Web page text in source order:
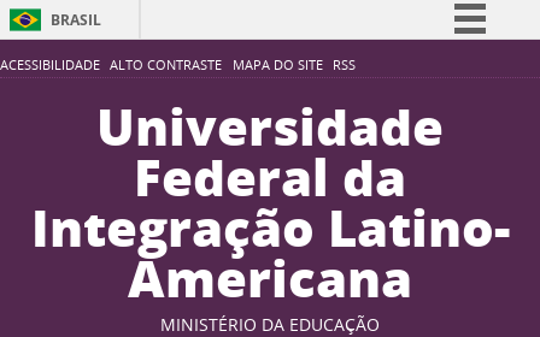
ACESSIBILIDADE ALTO CONTRASTE MAPA DO SITE RSS
BRASIL
Simplifique!
Participe
Acesso à informação
Legislação
Canais
Universidade
Federal da
Integração Latino-
Americana
MINISTÉRIO DA EDUCAÇÃO